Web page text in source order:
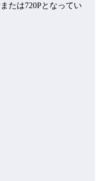
たは720Pとなってい